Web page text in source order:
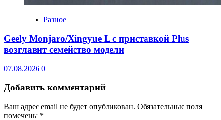
Разное
Geely Monjaro/Xingyue L с приставкой Plus
возглавит семейство модели
07.08.2026 0
Добавить комментарий
Ваш адрес email не будет опубликован. Обязательные поля
помечены *